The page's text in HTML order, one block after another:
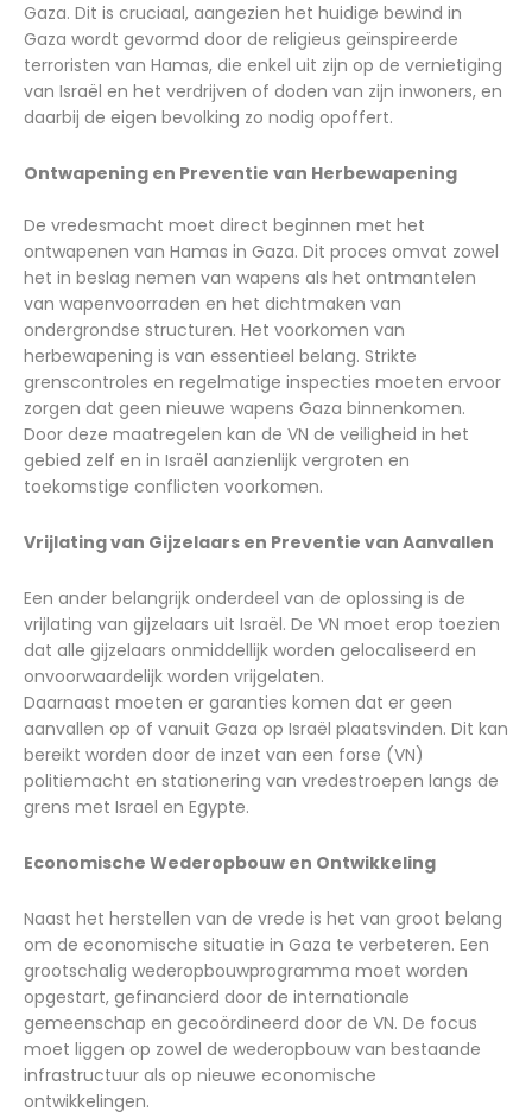
Gaza. Dit is cruciaal, aangezien het huidige bewind in
Gaza wordt gevormd door de religieus geïnspireerde
terroristen van Hamas, die enkel uit zijn op de vernietiging
van Israël en het verdrijven of doden van zijn inwoners, en
daarbij de eigen bevolking zo nodig opoffert.
Ontwapening en Preventie van Herbewapening
De vredesmacht moet direct beginnen met het
ontwapenen van Hamas in Gaza. Dit proces omvat zowel
het in beslag nemen van wapens als het ontmantelen
van wapenvoorraden en het dichtmaken van
ondergrondse structuren. Het voorkomen van
herbewapening is van essentieel belang. Strikte
grenscontroles en regelmatige inspecties moeten ervoor
zorgen dat geen nieuwe wapens Gaza binnenkomen.
Door deze maatregelen kan de VN de veiligheid in het
gebied zelf en in Israël aanzienlijk vergroten en
toekomstige conflicten voorkomen.
Vrijlating van Gijzelaars en Preventie van Aanvallen
Een ander belangrijk onderdeel van de oplossing is de
vrijlating van gijzelaars uit Israël. De VN moet erop toezien
dat alle gijzelaars onmiddellijk worden gelocaliseerd en
onvoorwaardelijk worden vrijgelaten.
Daarnaast moeten er garanties komen dat er geen
aanvallen op of vanuit Gaza op Israël plaatsvinden. Dit kan
bereikt worden door de inzet van een forse (VN)
politiemacht en stationering van vredestroepen langs de
grens met Israel en Egypte.
Economische Wederopbouw en Ontwikkeling
Naast het herstellen van de vrede is het van groot belang
om de economische situatie in Gaza te verbeteren. Een
grootschalig wederopbouwprogramma moet worden
opgestart, gefinancierd door de internationale
gemeenschap en gecoördineerd door de VN. De focus
moet liggen op zowel de wederopbouw van bestaande
infrastructuur als op nieuwe economische
ontwikkelingen.